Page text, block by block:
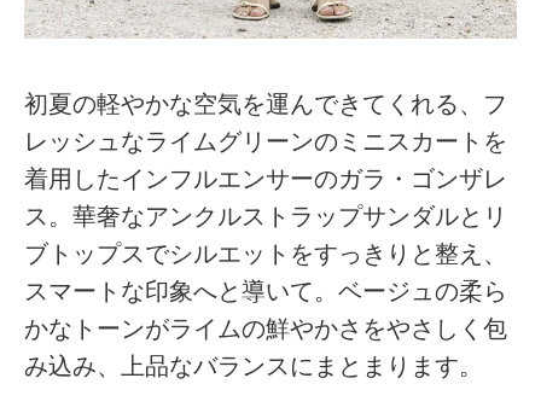
初夏の軽やかな空気を運んできてくれる、フ
レッシュなライムグリーンのミニスカートを
着用したインフルエンサーのガラ・ゴンザレ
ス。華奢なアンクルストラップサンダルとリ
ブトップスでシルエットをすっきりと整え、
スマートな印象へと導いて。ベージュの柔ら
かなトーンがライムの鮮やかさをやさしく包
み込み、上品なバランスにまとまります。